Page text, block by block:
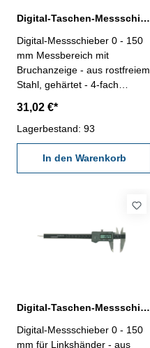
Digital-Taschen-Messschieber 0-150 mm mit Bruchanzeige
Digital-Messschieber 0 - 150
mm Messbereich mit
Bruchanzeige - aus rostfreiem
Stahl, gehärtet - 4-fach
und mm/inch-Taste - Ablesung
0,01 mm, 0,0005" oder 1/128"
- Genauigkeit 0,03 mm -
Datenausgang RS232C (RB2)
- im Behältnis / Kasten
31,02 €*
Lagerbestand: 93
In den Warenkorb
Digital-Taschen-Messschieber für Linkshänder 0 - 150 mm
Digital-Messschieber 0 - 150
mm für Linkshänder - aus